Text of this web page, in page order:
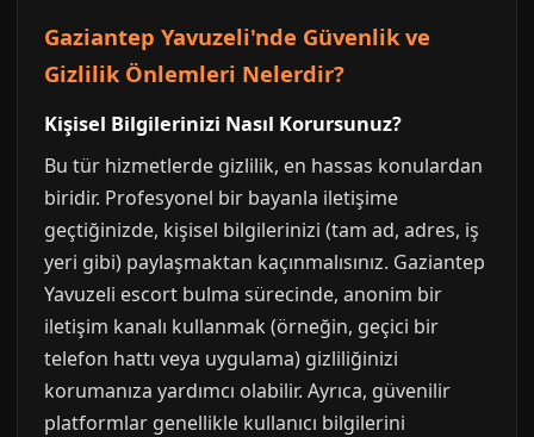
Gaziantep Yavuzeli'nde Güvenlik ve
Gizlilik Önlemleri Nelerdir?
Kişisel Bilgilerinizi Nasıl Korursunuz?
Bu tür hizmetlerde gizlilik, en hassas konulardan
biridir. Profesyonel bir bayanla iletişime
geçtiğinizde, kişisel bilgilerinizi (tam ad, adres, iş
yeri gibi) paylaşmaktan kaçınmalısınız. Gaziantep
Yavuzeli escort bulma sürecinde, anonim bir
iletişim kanalı kullanmak (örneğin, geçici bir
telefon hattı veya uygulama) gizliliğinizi
korumanıza yardımcı olabilir. Ayrıca, güvenilir
platformlar genellikle kullanıcı bilgilerini